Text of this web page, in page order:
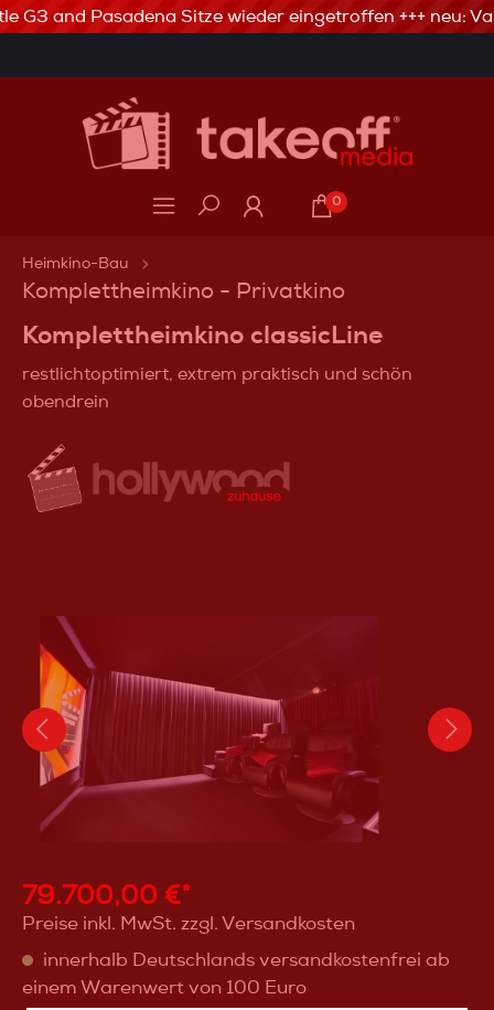
3% Skonto bei Vorkasse via Banküberweisung
G3 and Pasadena Sitze wieder eingetroffen +++ neu:
0
Heimkino-Bau
Komplettheimkino - Privatkino
Komplettheimkino classicLine
restlichtoptimiert, extrem praktisch und schön
obendrein
79.700,00 €*
Preise inkl. MwSt. zzgl. Versandkosten
innerhalb Deutschlands versandkostenfrei ab
einem Warenwert von 100 Euro